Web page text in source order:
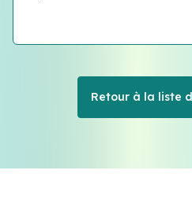
Retour à la liste